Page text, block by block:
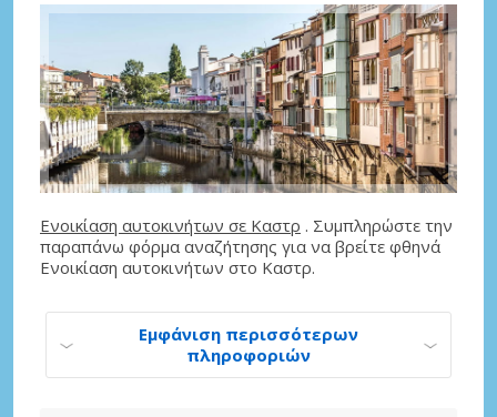
Ενοικίαση αυτοκινήτων σε Καστρ . Συμπληρώστε την
παραπάνω φόρμα αναζήτησης για να βρείτε φθηνά
Ενοικίαση αυτοκινήτων στο Καστρ.
Εμφάνιση περισσότερων
πληροφοριών